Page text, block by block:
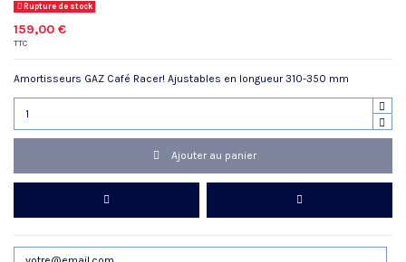
Rupture de stock
159,00 €
TTC
Amortisseurs GAZ Café Racer! Ajustables en longueur 310-350 mm
Ajouter au panier